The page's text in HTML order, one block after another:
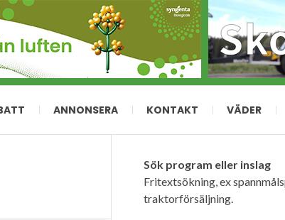
ANNONSERA KONTAKT VÄDER
Sök program eller inslag
Fritextsökning, ex
traktorförsäljning.